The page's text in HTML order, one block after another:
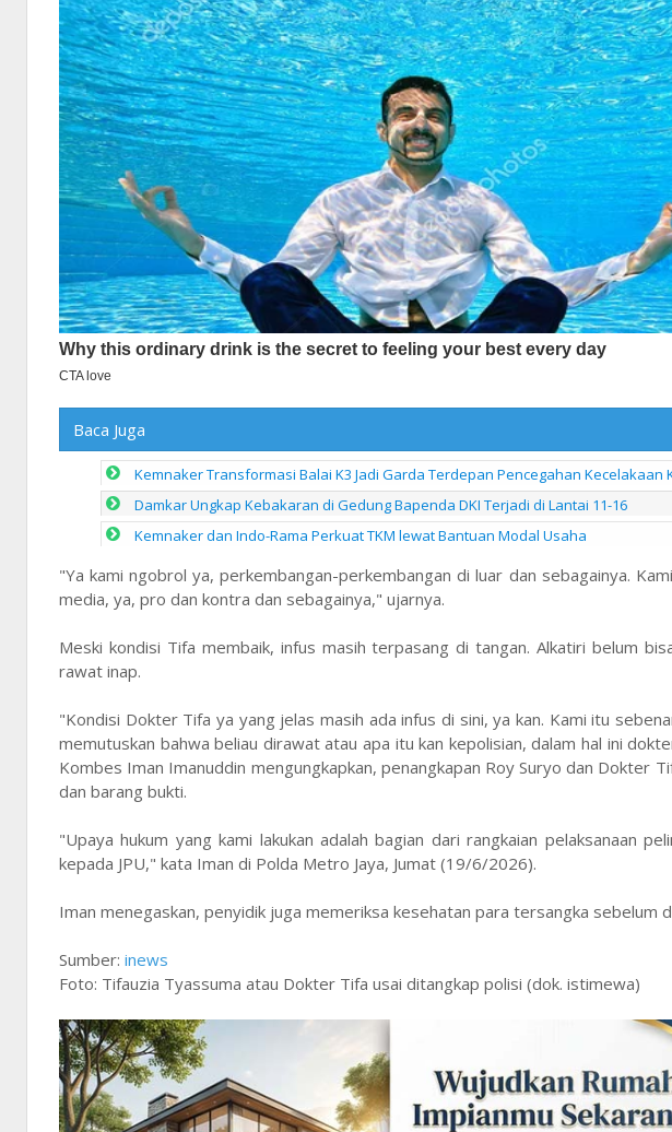
Baca Juga
Kemnaker Transformasi Balai K3 Jadi Garda Terdepan Pencegahan Kecelakaan
Damkar Ungkap Kebakaran di Gedung Bapenda DKI Terjadi di Lantai 11-16
Kemnaker dan Indo-Rama Perkuat TKM lewat Bantuan Modal Usaha
"Ya kami ngobrol ya, perkembangan-perkembangan di luar dan sebagainya.
media, ya, pro dan kontra dan sebagainya," ujarnya.
Meski kondisi Tifa membaik, infus masih terpasang di tangan. Alkatiri belum
rawat inap.
"Kondisi Dokter Tifa ya yang jelas masih ada infus di sini, ya kan. Kami itu
memutuskan bahwa beliau dirawat atau apa itu kan kepolisian, dalam hal ini
Kombes Iman Imanuddin mengungkapkan, penangkapan Roy Suryo dan Dokter
dan barang bukti.
"Upaya hukum yang kami lakukan adalah bagian dari rangkaian pelaksanaan
kepada JPU," kata Iman di Polda Metro Jaya, Jumat (19/6/2026).
Iman menegaskan, penyidik juga memeriksa kesehatan para tersangka sebelum
Sumber: inews
Foto: Tifauzia Tyassuma atau Dokter Tifa usai ditangkap polisi (dok. istimewa)